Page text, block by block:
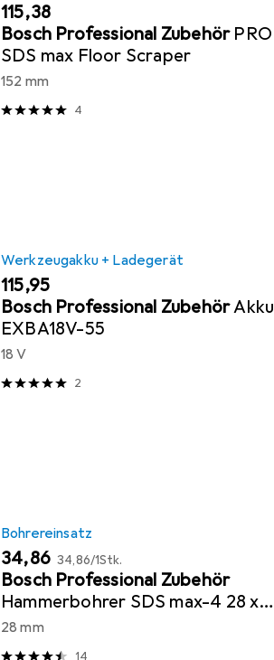
EUR
115,38
Bosch Professional Zubehör PRO
SDS max Floor Scraper
152 mm
4
Werkzeugakku + Ladegerät
EUR
115,95
Bosch Professional ZubehörAkku
EXBA18V-55
18 V
2
Bohrereinsatz
EUR
34,86 EUR
34,86/1Stk.
Bosch Professional Zubehör
Hammerbohrer SDS max-4 28 x
400 x 520 mm
28 mm
14